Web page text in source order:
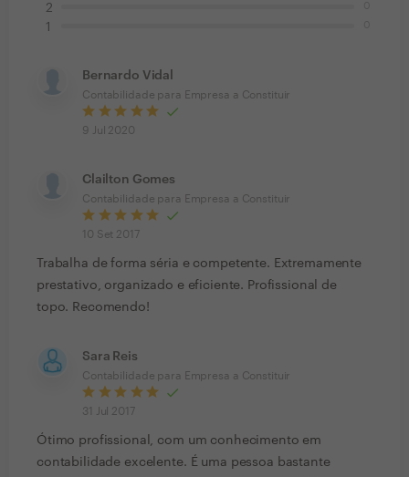
2
1
Bernardo Vidal
Contabilidade para Empresa a Constituir
9 Jul 2020
Clailton Gomes
Contabilidade para Empresa a Constituir
10 Set 2017
Trabalha de forma séria e competente. Extremamente
prestativo, organizado e eficiente. Profissional de
topo. Recomendo!
Sara Reis
Contabilidade para Empresa a Constituir
31 Jul 2017
Ótimo profissional, com um conhecimento em
contabilidade excelente. É uma pessoa bastante